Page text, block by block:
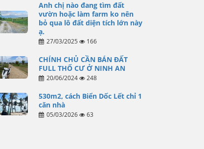
Anh chị nào đang tìm đất
vườn hoặc làm farm ko nên
bỏ qua lô đất diện tích lớn này
ạ.
27/03/2025 166
CHÍNH CHỦ CẦN BÁN ĐẤT
FULL THỔ CƯ Ở NINH AN
20/06/2024 248
530m2, cách Biển Dốc Lết chỉ 1
căn nhà
05/03/2026 63